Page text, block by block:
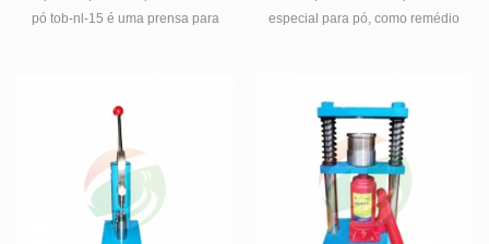
Manual
pó tob-nl-15 é uma prensa para
específica para a preparação de
amostras de pó, que também
pode ser usada para outros
testes de pressão, com a função
de indicador de medição de
pressão.
especial para pó, como remédio
laboratório fazer pesquisas
científicas em empresas,
faculdades e universidades.